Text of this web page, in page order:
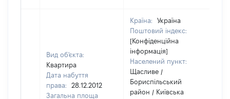
Вид об'єкта:
Квартира
Дата набуття
права:
28.12.2012
Загальна площа
Країна:
Україна
Поштовий індекс:
[Конфіденційна
інформація]
Населений пункт:
Щасливе /
Бориспільський
район / Київська